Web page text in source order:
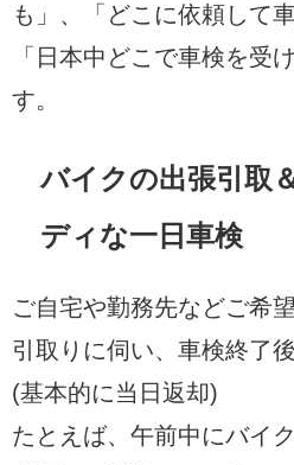
も」、「どこに依頼して
「日本中どこで車検を受
す。
バイクの出張引取
ディな一日車検
ご自宅や勤務先などご希
引取りに伺い、車検終了
(基本的に当日返却)
たとえば、午前中にバイ